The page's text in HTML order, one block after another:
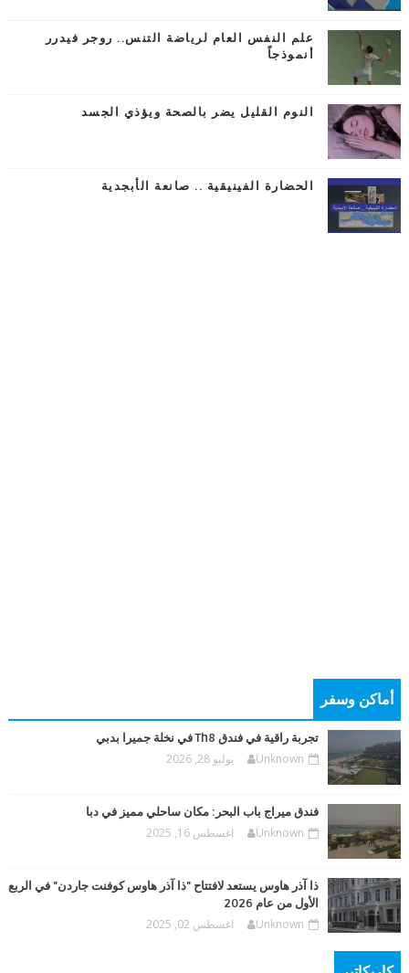
علم النفس العام لرياضة التنس.. روجر فيدرر
أنموذجاً
النوم القليل يضر بالصحة ويؤذي الجسد
الحضارة الفينيقية .. صانعة الأبجدية
أماكن وسفر
تجربة راقية في فندق Th8 في نخلة جميرا بدبي
Unknown يوليو 28, 2026
فندق ميراج باب البحر: مكان ساحلي مميز في دبا
Unknown اغسطس 16, 2025
ذا آذر هاوس يستعد لافتتاح "ذا آذر هاوس كوفنت جاردن" في الربع
الأول من عام 2026
Unknown اغسطس 02, 2025